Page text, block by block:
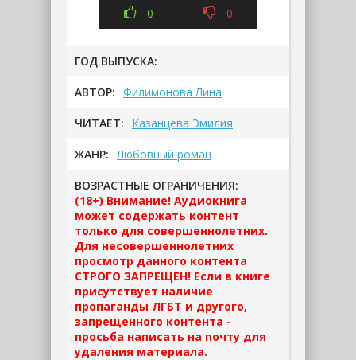
0 0
ГОД ВЫПУСКА:
АВТОР: Филимонова Лина
ЧИТАЕТ: Казанцева Эмилия
ЖАНР: Любовный роман
ВОЗРАСТНЫЕ ОГРАНИЧЕНИЯ:
(18+) Внимание! Аудиокнига
может содержать контент
только для совершеннолетних.
Для несовершеннолетних
просмотр данного контента
СТРОГО ЗАПРЕЩЕН! Если в книге
присутствует наличие
пропаганды ЛГБТ и другого,
запрещенного контента -
просьба написать на почту для
удаления материала.